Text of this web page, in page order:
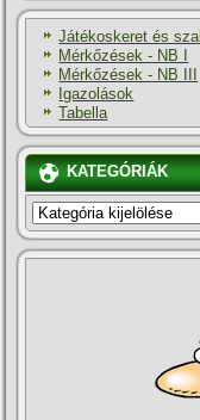
Játékoskeret és
Mérkőzések - NB I
Mérkőzések - NB III
Igazolások
Tabella
KATEGÓRIÁK
KATEGÓRIÁK